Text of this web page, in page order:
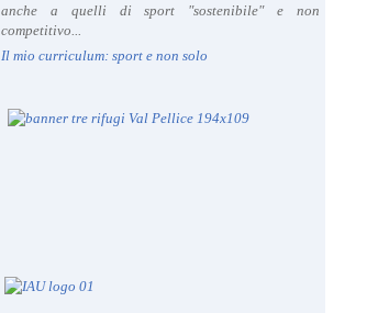
anche a quelli di sport "sostenibile" e non
competitivo...
Il mio curriculum: sport e non solo